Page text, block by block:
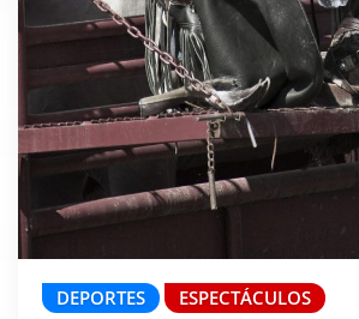
DEPORTES ESPECTÁCULOS